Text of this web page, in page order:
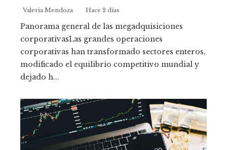
Valeria Mendoza Hace 2 días
Panorama general de las megadquisiciones
corporativasLas grandes operaciones
corporativas han transformado sectores enteros,
modificado el equilibrio competitivo mundial y
dejado h...